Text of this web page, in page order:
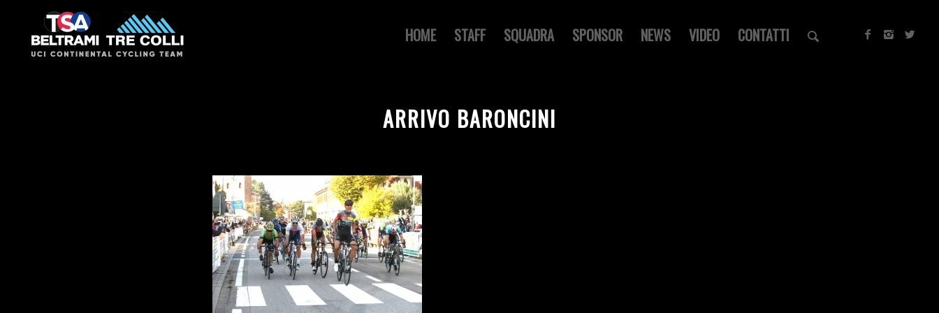
HOME STAFF SQUADRA SPONSOR NEWS VIDEO CONTATTI
ARRIVO BARONCINI